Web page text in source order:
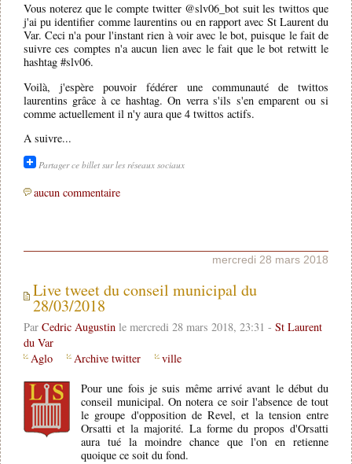
Vous noterez que le compte twitter @slv06_bot suit les twittos que
j'ai pu identifier comme laurentins ou en rapport avec St Laurent du
Var. Ceci n'a pour l'instant rien à voir avec le bot, puisque le fait de
suivre ces comptes n'a aucun lien avec le fait que le bot retwitt le
hashtag #slv06.
Voilà, j'espère pouvoir fédérer une communauté de twittos
laurentins grâce à ce hashtag. On verra s'ils s'en emparent ou si
comme actuellement il n'y aura que 4 twittos actifs.
A suivre...
Partager ce billet sur les réseaux sociaux
aucun commentaire
mercredi 28 mars 2018
Live tweet du conseil municipal du
28/03/2018
Par Cedric Augustinle mercredi 28 mars 2018, 23:31 - St Laurent
du Var
Aglo
Archive twitter ville
Pour une fois je suis même arrivé avant le début du
conseil municipal. On notera ce soir l'absence de tout
le groupe d'opposition de Revel, et la tension entre
Orsatti et la majorité. La forme du propos d'Orsatti
aura tué la moindre chance que l'on en retienne
quoique ce soit du fond.